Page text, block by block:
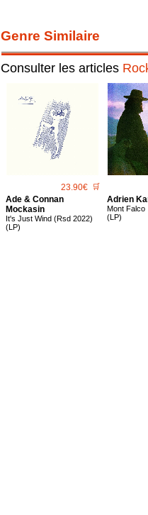
Genre Similaire
Consulter les articles
23.90€ 🛒
Ade & Connan
Mockasin
It's Just Wind (Rsd 2022)
(LP)
Adrien
Mont Falco
(LP)